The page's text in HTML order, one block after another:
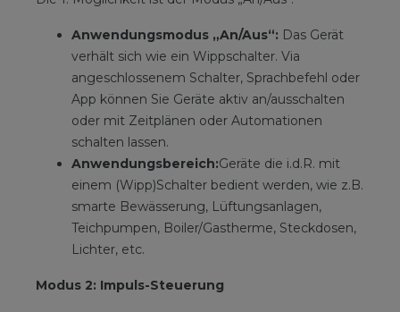
Anwendungsmodus „An/Aus“: Das Gerät
verhält sich wie ein Wippschalter. Via
angeschlossenem Schalter, Sprachbefehl oder
App können Sie Geräte aktiv an/ausschalten
oder mit Zeitplänen oder Automationen
schalten lassen.
Anwendungsbereich:Geräte die i.d.R. mit
einem (Wipp)Schalter bedient werden, wie z.B.
smarte Bewässerung, Lüftungsanlagen,
Teichpumpen, Boiler/Gastherme, Steckdosen,
Lichter, etc.
Modus 2: Impuls-Steuerung